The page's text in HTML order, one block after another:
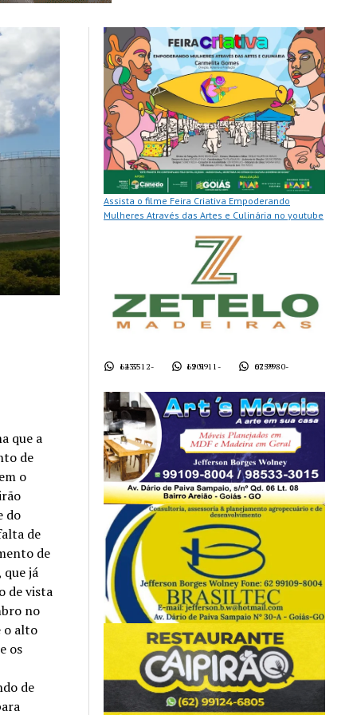
que a
de
o
do
de
de
que já
de vista
no
o alto
os
de
Assista o filme Feira Criativa Empoderando
Mulheres Através das Artes e Culinária no youtube
62 3512-1437 62 9911-1901 62 9980-0759